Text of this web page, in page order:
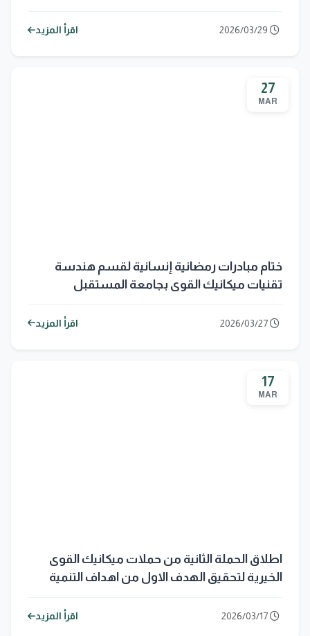
اقرأ المزيد
27
MAR
ختام مبادرات رمضانية إنسانية لقسم هندسة
تقنيات ميكانيك القوى بجامعة المستقبل
اقرأ المزيد
17
MAR
اطلاق الحملة الثانية من حملات ميكانيك القوى
الخيرية لتحقيق الهدف الاول من اهداف التنمية
اقرأ المزيد